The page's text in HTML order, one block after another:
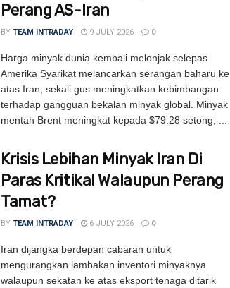
Perang AS-Iran
BY TEAM INTRADAY 9 JULY 2026 0
Harga minyak dunia kembali melonjak selepas
Amerika Syarikat melancarkan serangan baharu ke
atas Iran, sekali gus meningkatkan kebimbangan
terhadap gangguan bekalan minyak global. Minyak
mentah Brent meningkat kepada $79.28 setong, ...
Krisis Lebihan Minyak Iran Di
Paras Kritikal Walaupun Perang
Tamat?
BY TEAM INTRADAY 6 JULY 2026 0
Iran dijangka berdepan cabaran untuk
mengurangkan lambakan inventori minyaknya
walaupun sekatan ke atas eksport tenaga ditarik